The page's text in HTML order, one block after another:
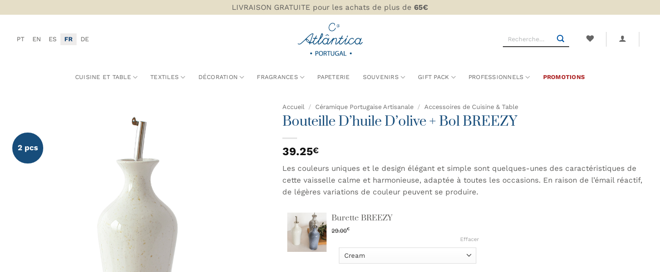
au
LIVRAISON GRATUITE pour les achats de plus de 65€
PT EN ES FR DE
Recherche
CUISINE ET TABLE TEXTILES DÉCORATION FRAGRANCES PAPETERIE SOUVENIRS GIFT PACK PROFESSIONNELS PROMOTIONS
2 pcs
Accueil / Céramique Portugaise Artisanale / Accessoires de Cuisine & Table
Bouteille D’huile D’olive + Bol BREEZY
39.25€
Les couleurs uniques et le design élégant et simple sont quelques-unes des caractéristiques de
cette vaisselle calme et harmonieuse, adaptée à toutes les occasions. En raison de l’émail réactif,
de légères variations de couleur peuvent se produire.
Burette BREEZY
29.00€
Effacer